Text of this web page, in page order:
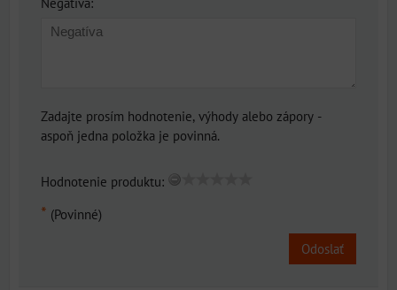
Zadajte prosím hodnotenie, výhody alebo zápory -
aspoň jedna položka je povinná.
Hodnotenie produktu:
* (Povinné)
Odoslať